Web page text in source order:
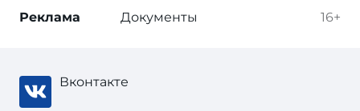
16+
Реклама Документы
Вконтакте